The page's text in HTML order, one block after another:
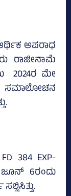
ಅಪರಾಧ
ರಾಜೀನಾಮೆ
2024ರ ಮೇ
ಸಮಾಲೋಚನ
384 EXP-
ಜೂನ್‌ 6ರಂದು